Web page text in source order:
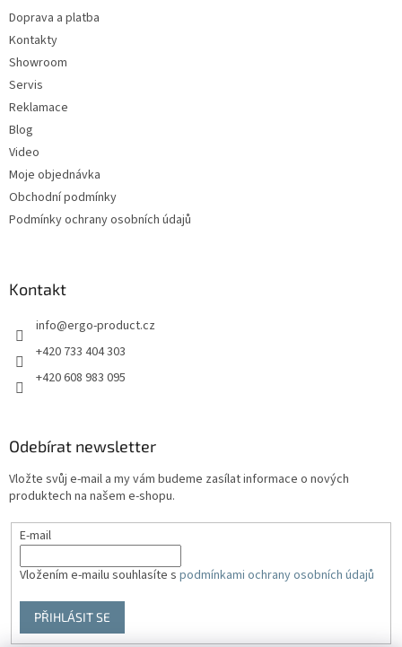
Doprava a platba
Kontakty
Showroom
Servis
Reklamace
Blog
Video
Moje objednávka
Obchodní podmínky
Podmínky ochrany osobních údajů
Kontakt
info@ergo-product.cz
+420 733 404 303
+420 608 983 095
Odebírat newsletter
Vložte svůj e-mail a my vám budeme zasílat informace o nových
produktech na našem e-shopu.
E-mail
Vložením e-mailu souhlasíte s podmínkami ochrany osobních údajů
PŘIHLÁSIT SE